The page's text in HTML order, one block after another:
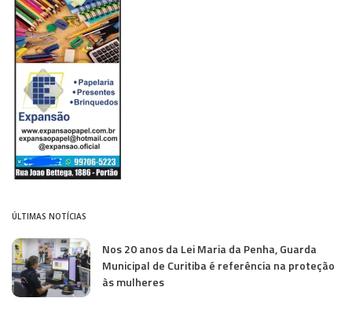
ÚLTIMAS NOTÍCIAS
Nos 20 anos da Lei Maria da Penha, Guarda
Municipal de Curitiba é referência na proteção
às mulheres